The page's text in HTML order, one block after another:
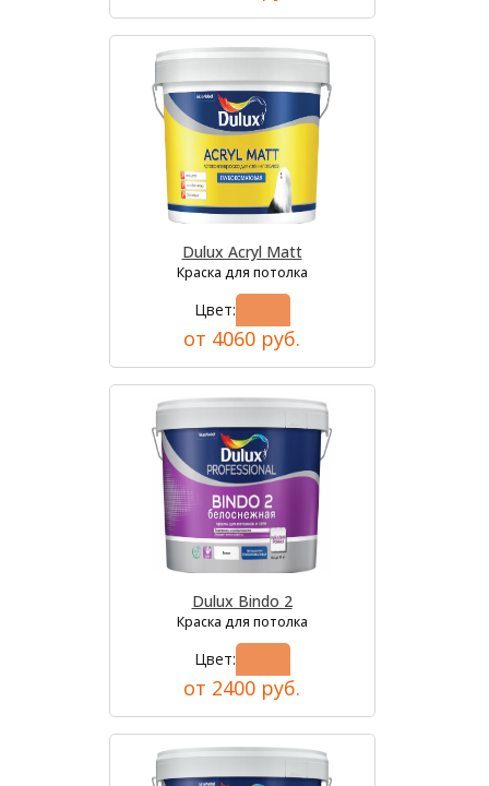
Dulux Acryl Matt
Краска для потолка
Цвет:
от 4060 руб.
Dulux Bindo 2
Краска для потолка
Цвет:
от 2400 руб.